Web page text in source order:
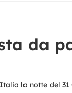
da
la notte del 31